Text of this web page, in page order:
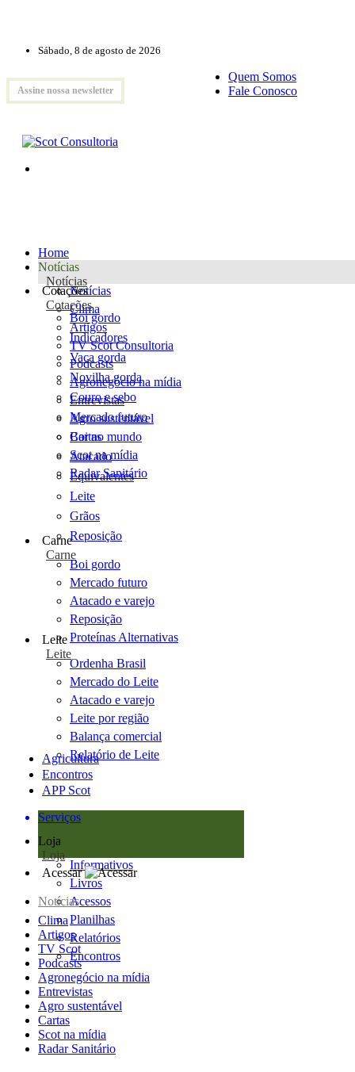
Sábado, 8 de agosto de 2026
Assine nossa newsletter
Quem Somos
Fale Conosco
Home
Notícias
Notícias
Notícias
Clima
Artigos
TV Scot Consultoria
Podcasts
Agronegócio na mídia
Entrevistas
Agro sustentável
Cartas
Scot na mídia
Radar Sanitário
Cotações
Cotações
Boi gordo
Indicadores
Vaca gorda
Novilha gorda
Couro e sebo
Mercado futuro
Boi no mundo
Atacado
Equivalentes
Leite
Grãos
Reposição
Carne
Carne
Boi gordo
Mercado futuro
Atacado e varejo
Reposição
Proteínas Alternativas
Leite
Leite
Ordenha Brasil
Mercado do Leite
Atacado e varejo
Leite por região
Balança comercial
Relatório de Leite
Agricultura
Encontros
APP Scot
Serviços
Loja
Loja
Informativos
Livros
Acessos
Planilhas
Relatórios
Encontros
Acessar
Notícias
Clima
Artigos
TV Scot
Podcasts
Agronegócio na mídia
Entrevistas
Agro sustentável
Cartas
Scot na mídia
Radar Sanitário